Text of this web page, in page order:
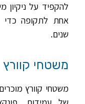
להקפיד על ניקיון
אחת לתקופה כדי
שנים.
משטחי קוורץ
משטחי קוורץ